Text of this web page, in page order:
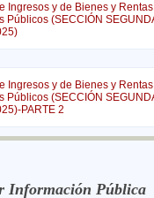
Ingresos y de Bienes y
Públicos (SECCIÓN
Ingresos y de Bienes y
Públicos (SECCIÓN
PARTE 2
Información Pública